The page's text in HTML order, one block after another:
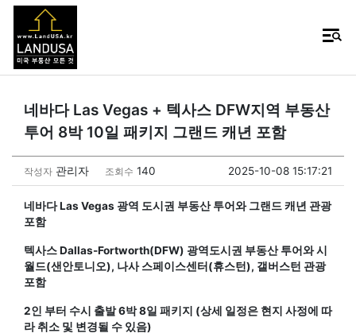
네바다 Las Vegas + 텍사스 DFW지역 부동산
투어 8박 10일 패키지 그랜드 캐년 포함
작성자 관리자 조회수 140 2025-10-08 15:17:21
네바다 Las Vegas 광역 도시권 부동산 투어와 그랜드 캐년 관광
포함
텍사스 Dallas-Fortworth(DFW) 광역도시권 부동산 투어와 시
월드(샌안토니오), 나사 스페이스센터(휴스턴), 갤버스턴 관광
포함
2인 부터 수시 출발 6박 8일 패키지 (상세 일정은 현지 사정에 따
라 취소 및 변경될 수 있음)